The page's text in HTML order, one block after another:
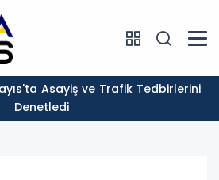
Denetledi